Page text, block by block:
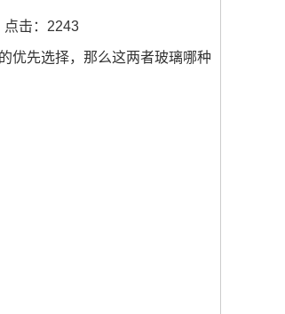
点击：2243
优先选择，那么这两者玻璃哪种